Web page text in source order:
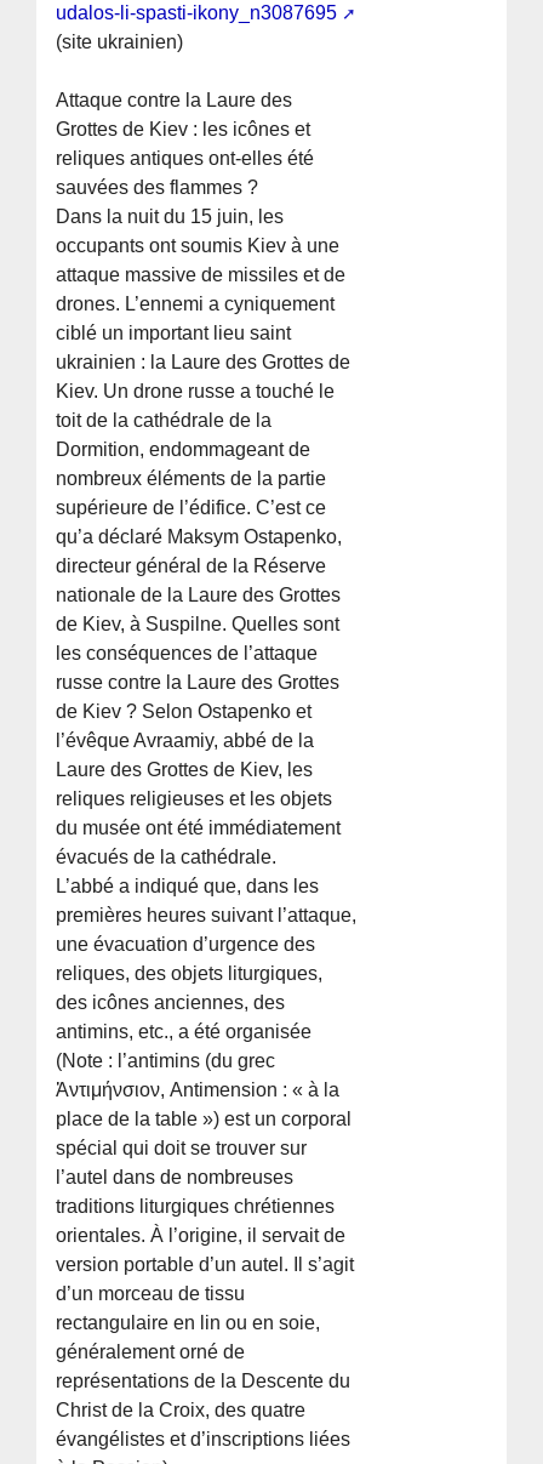
udalos-li-spasti-ikony_n3087695
(site ukrainien)
Attaque contre la Laure des
Grottes de Kiev : les icônes et
reliques antiques ont-elles été
sauvées des flammes ?
Dans la nuit du 15 juin, les
occupants ont soumis Kiev à une
attaque massive de missiles et de
drones. L’ennemi a cyniquement
ciblé un important lieu saint
ukrainien : la Laure des Grottes de
Kiev. Un drone russe a touché le
toit de la cathédrale de la
Dormition, endommageant de
nombreux éléments de la partie
supérieure de l’édifice. C’est ce
qu’a déclaré Maksym Ostapenko,
directeur général de la Réserve
nationale de la Laure des Grottes
de Kiev, à Suspilne. Quelles sont
les conséquences de l’attaque
russe contre la Laure des Grottes
de Kiev ? Selon Ostapenko et
l’évêque Avraamiy, abbé de la
Laure des Grottes de Kiev, les
reliques religieuses et les objets
du musée ont été immédiatement
évacués de la cathédrale.
L’abbé a indiqué que, dans les
premières heures suivant l’attaque,
une évacuation d’urgence des
reliques, des objets liturgiques,
des icônes anciennes, des
antimins, etc., a été organisée
(Note : l’antimins (du grec
Ἀντιμήνσιον, Antimension : « à la
place de la table ») est un corporal
spécial qui doit se trouver sur
l’autel dans de nombreuses
traditions liturgiques chrétiennes
orientales. À l’origine, il servait de
version portable d’un autel. Il s’agit
d’un morceau de tissu
rectangulaire en lin ou en soie,
généralement orné de
représentations de la Descente du
Christ de la Croix, des quatre
évangélistes et d’inscriptions liées